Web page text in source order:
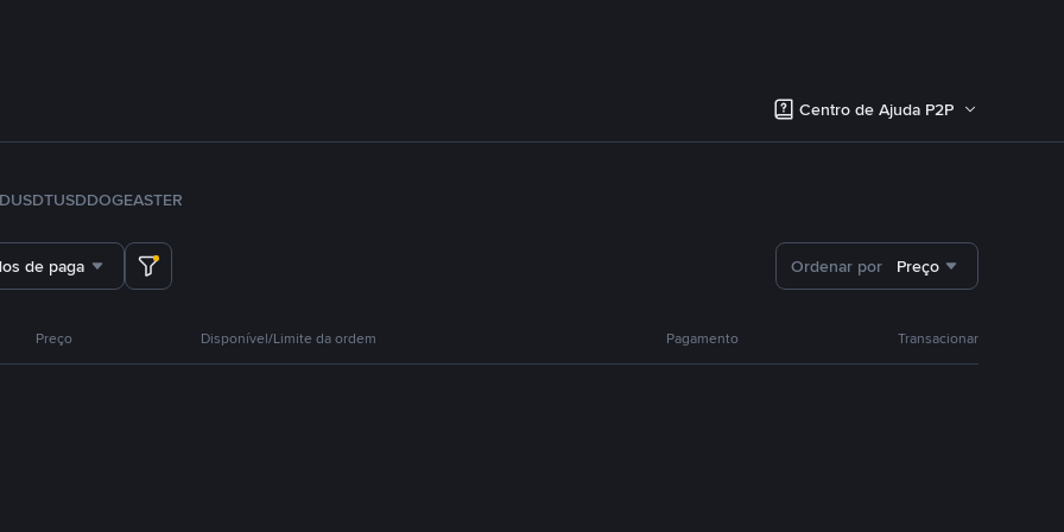
Centro de Ajuda P2P
TUSDDOGEASTER
de pagamento Ordenar por Preço
Preço Disponível/Limite da ordem Pagamento Transacionar